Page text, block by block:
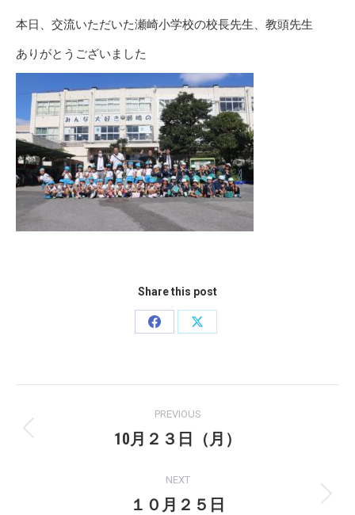
本日、交流いただいた瀬崎小学校の校長先生、教頭先生
ありがとうございました
Share this post
Share
Share
navigation
PREVIOUS
Previous
10月２３日（月）
NEXT
Next
１０月２５日